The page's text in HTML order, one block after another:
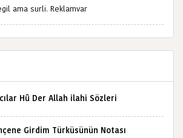
ama surli. Reklamvar
Hû Der Allah ilahi Sözleri
Girdim Türküsünün Notası